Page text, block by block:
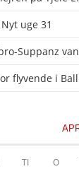
uge 31
Suppanz
flyvende i
TI O